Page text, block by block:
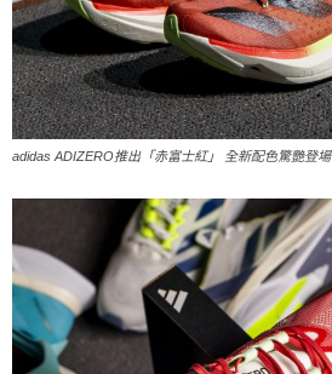
adidas ADIZERO推出「赤富士紅」 全新配色驚艷登場